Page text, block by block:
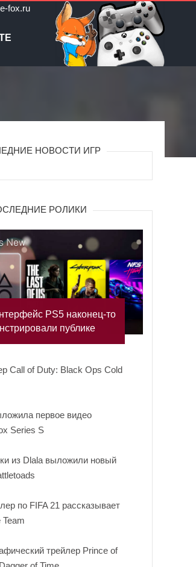
fox.ru
НОВОСТИ ИГР
РОЛИКИ
PS5 наконец-то
публике
Call of Duty: Black Ops Cold
первое видео
Series S
из Dlala выложили новый
по FIFA 21 рассказывает
Team
трейлер Prince of